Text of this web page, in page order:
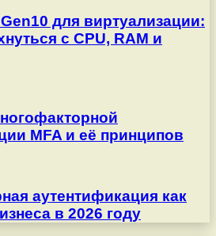
для виртуализации:
с CPU, RAM и
MFA и её принципов
аутентификация как
в 2026 году